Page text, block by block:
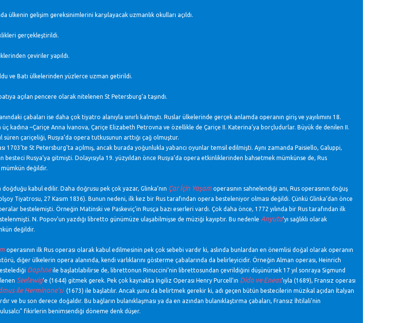
ülkenin gelişim gereksinimlerini karşılayacak uzmanlık okulları açıldı.
gerçekleştirildi.
çeviriler yapıldı.
ve Batı ülkelerinden yüzlerce uzman getirildi.
açılan pencere olarak nitelenen St Petersburg’a taşındı.
çabaları ise daha çok tiyatro alanıyla sınırlı kalmıştı. Ruslar ülkelerinde gerçek anlamda operanın giriş ve yayılımını 18.
kadına –Çariçe Anna İvanova, Çariçe Elizabeth Petrovna ve özellikle de Çariçe II. Katerina’ya borçludurlar. Büyük de denilen II.
süren çariçeliği, Rusya’da opera tutkusunun arttığı çağ olmuştur.
1703’te St Petersburg’ta açılmış, ancak burada yoğunlukla yabancı oyunlar temsil edilmişti. Aynı zamanda Paisiello, Galuppi,
besteci Rusya’ya gitmişti. Dolayısıyla 19. yüzyıldan önce Rusya’da opera etkinliklerinden bahsetmek mümkünse de, Rus
değildir.
doğduğu kabul edilir. Daha doğrusu pek çok yazar, Glinka’nın Çar İçin Yaşamoperasının sahnelendiği anı, Rus operasının doğuş
Tiyatrosu, 27 Kasım 1836). Bunun nedeni, ilk kez bir Rus tarafından opera besteleniyor olması değildi. Çünkü Glinka’dan önce
bestelemişti. Örneğin Matinski ve Paskeviç’in Rusça bazı eserleri vardı. Çok daha önce, 1772 yılında bir Rus tarafından ilk
N. Popov’un yazdığı libretto günümüze ulaşabilmişse de müziği kayıptır. Bu nedenle Anyuta’yı sağlıklı olarak
değildir.
operasının ilk Rus operası olarak kabul edilmesinin pek çok sebebi vardır ki, aslında bunlardan en önemlisi doğal olarak operanın
diğer ülkelerin opera alanında, kendi varlıklarını gösterme çabalarında da belirleyicidir. Örneğin Alman operası, Heinrich
Daphneile başlatılabilirse de, librettonun Rinuccini’nin librettosundan çevrildiğini düşünürsek 17 yıl sonraya Sigmund
Seelewig’e (1644) gitmek gerek. Pek çok kaynakta İngiliz Operası Henry Purcell’ın Dido ve Eneas’ıyla (1689), Fransız operası
ile Herminone’si (1673) ile başlatılır. Ancak şunu da belirtmek gerekir ki, adı geçen bütün bestecilerin müzikal açıdan İtalyan
ve bu son derece doğaldır. Bu bağların bulanıklaşması ya da en azından bulanıklaştırma çabaları, Fransız İhtilali’nin
fikirlerin benimsendiği döneme denk düşer.